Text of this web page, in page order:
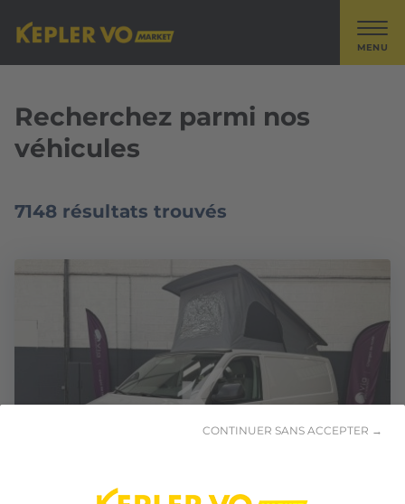
CONTINUER SANS ACCEPTER →
MENU
Recherchez parmi nos
véhicules
7148 résultats trouvés